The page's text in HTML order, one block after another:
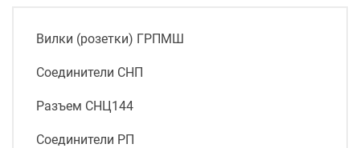
Вилки (розетки) ГРПМШ
Соединители СНП
Разъем СНЦ144
Соединители РП